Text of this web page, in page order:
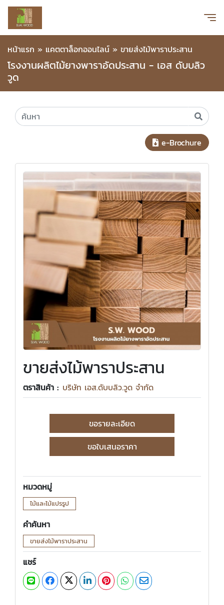
หน้าแรก » แคตตาล็อกออนไลน์ » ขายส่งไม้พาราประสาน
โรงงานผลิตไม้ยางพาราอัดประสาน - เอส ดับบลิว
วูด
e-Brochure
ขายส่งไม้พาราประสาน
ตราสินค้า : บริษัท เอส.ดับบลิว.วูด จำกัด
ขอรายละเอียด
ขอใบเสนอราคา
หมวดหมู่
ไม้และไม้แปรรูป
คำค้นหา
ขายส่งไม้พาราประสาน
แชร์